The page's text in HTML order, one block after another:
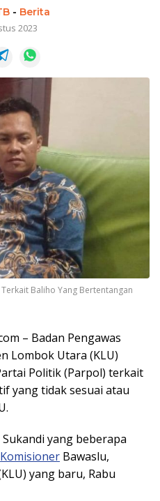
- Berita
2023
Baliho Yang Bertentangan
– Badan Pengawas
Lombok Utara (KLU)
Politik (Parpol) terkait
yang tidak sesuai atau
yang beberapa
Komisioner Bawaslu,
yang baru, Rabu